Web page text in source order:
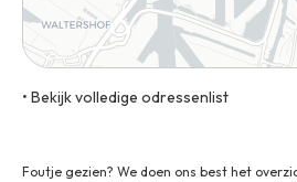
• Bekijk volledige odressenlist
Foutje gezien? We doen ons best het